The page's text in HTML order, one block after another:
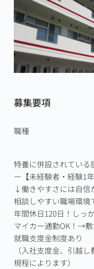
募集要項
職種
特養に併設されている
ー【未経験者・経験1
↓働きやすさには自信
相談しやすい職場環境
年間休日120日！しっ
マイカー通勤OK！→
就職支度金制度あり
（入社支度金、引越
規程によります）